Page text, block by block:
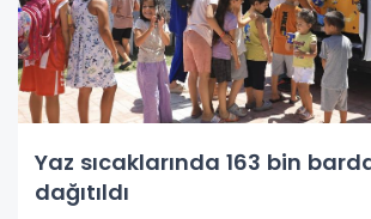
Yaz sıcaklarında 163 bin
dağıtıldı